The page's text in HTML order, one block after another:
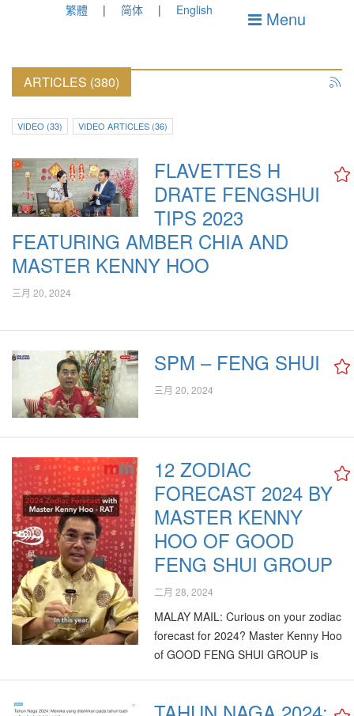
繁體 简体 English Menu
ARTICLES (380)
VIDEO (33) VIDEO ARTICLES (36)
FLAVETTES H
DRATE FENGSHUI
TIPS 2023
FEATURING AMBER CHIA AND
MASTER KENNY HOO
三月 20, 2024
SPM – FENG SHUI
三月 20, 2024
12 ZODIAC
FORECAST 2024 BY
MASTER KENNY
HOO OF GOOD
FENG SHUI GROUP
二月 28, 2024
MALAY MAIL: Curious on your zodiac
forecast for 2024? Master Kenny Hoo
of GOOD FENG SHUI GROUP is
sign for you! #kualalumpur